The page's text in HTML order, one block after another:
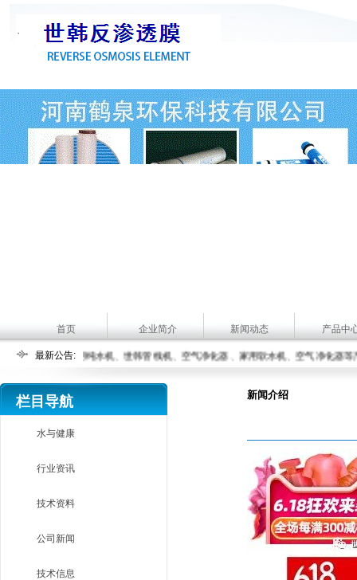
首页 企业简介 新闻动态 产品中
最新公告:
、家用软水机、车载空气净化器等产品。咨询服务热线：4006092004 技术咨询
、世韩家用纯水机、世韩管线机、空气净化器、家用软水机、空气净化器等产
栏目导航
水与健康
行业资讯
技术资料
公司新闻
技术信息
新闻介绍